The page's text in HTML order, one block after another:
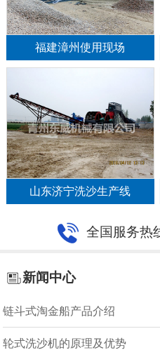
福建漳州使用现场
山东济宁洗沙生产线
全国服务热
新闻中心
链斗式淘金船产品介绍
轮式洗沙机的原理及优势